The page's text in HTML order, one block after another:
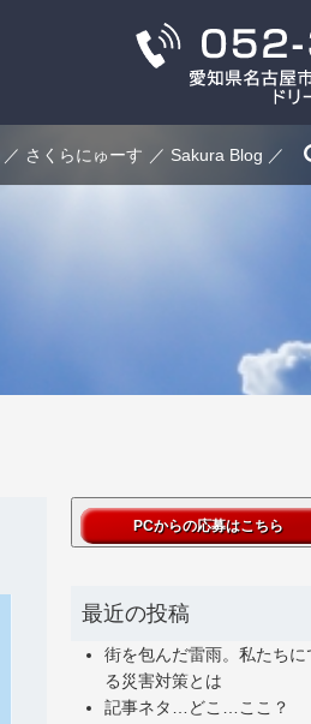
さくらにゅーす Sakura Blog
最近の投稿
街を包んだ雷雨。私たちに
る災害対策とは
記事ネタ…どこ…ここ？